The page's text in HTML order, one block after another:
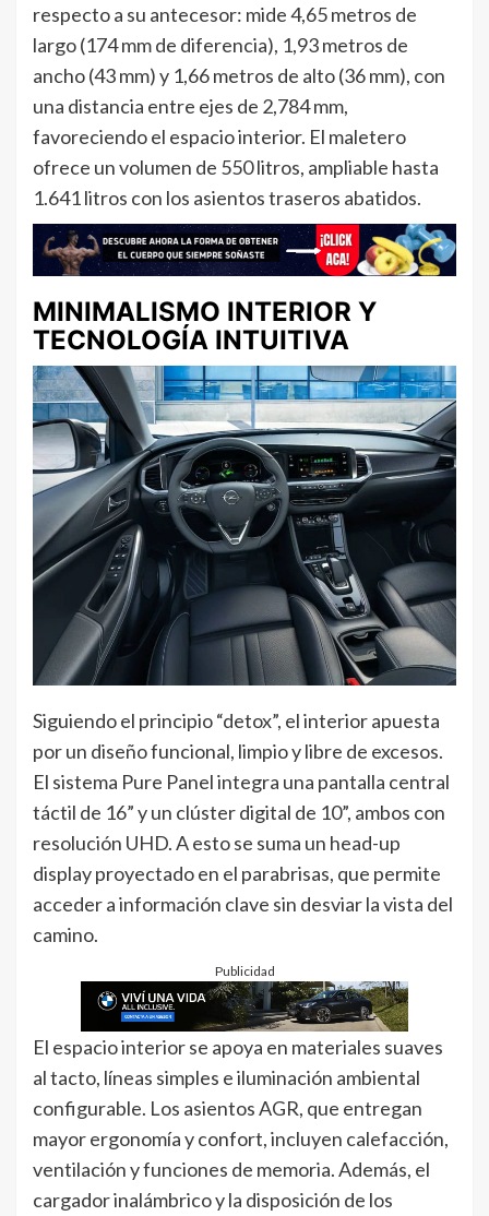
respecto a su antecesor: mide 4,65 metros de
largo (174 mm de diferencia), 1,93 metros de
ancho (43 mm) y 1,66 metros de alto (36 mm), con
una distancia entre ejes de 2,784 mm,
favoreciendo el espacio interior. El maletero
ofrece un volumen de 550 litros, ampliable hasta
1.641 litros con los asientos traseros abatidos.
MINIMALISMO INTERIOR Y
TECNOLOGÍA INTUITIVA
Siguiendo el principio “detox”, el interior apuesta
por un diseño funcional, limpio y libre de excesos.
El sistema Pure Panel integra una pantalla central
táctil de 16” y un clúster digital de 10”, ambos con
resolución UHD. A esto se suma un head-up
display proyectado en el parabrisas, que permite
acceder a información clave sin desviar la vista del
camino.
Publicidad
El espacio interior se apoya en materiales suaves
al tacto, líneas simples e iluminación ambiental
configurable. Los asientos AGR, que entregan
mayor ergonomía y confort, incluyen calefacción,
ventilación y funciones de memoria. Además, el
cargador inalámbrico y la disposición de los